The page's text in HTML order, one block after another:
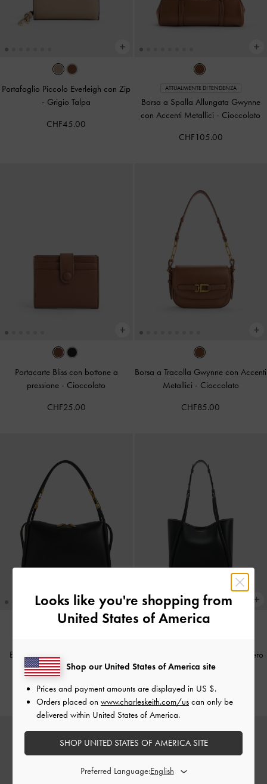
Portafoglio Piccolo Everleigh con Zip
- Grigio Talpa
CHF45.00
ATTUALMENTE DI TENDENZA
Borsa a Spalla Allungata Gwynne
con Accenti Metallici - Cioccolato
CHF105.00
Portacarte Bliss con bottone a
pressione - Cioccolato
CHF25.00
Borsa a Tracolla Gwynne con Accenti
Metallici - Cioccolato
CHF85.00
Borsa a Spalla Lyla Slouchy con
Manici Tubolari- Nero
CHF95.00
Nero
Looks like you're shopping from
United States of America
Shop our United States of America site
Prices and payment amounts are displayed in US $.
Orders placed on www.charleskeith.com/us can only be
delivered within United States of America.
SHOP UNITED STATES OF AMERICA SITE
Preferred Language: